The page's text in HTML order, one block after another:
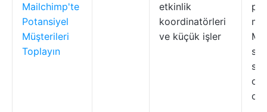
Mailchimp'te
Potansiyel
Müşterileri
Toplayın
etkinlik
koordinatörleri
ve küçük işler